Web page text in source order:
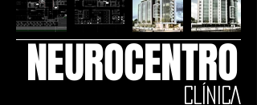
NEUROCENTRO
CLÍNICA